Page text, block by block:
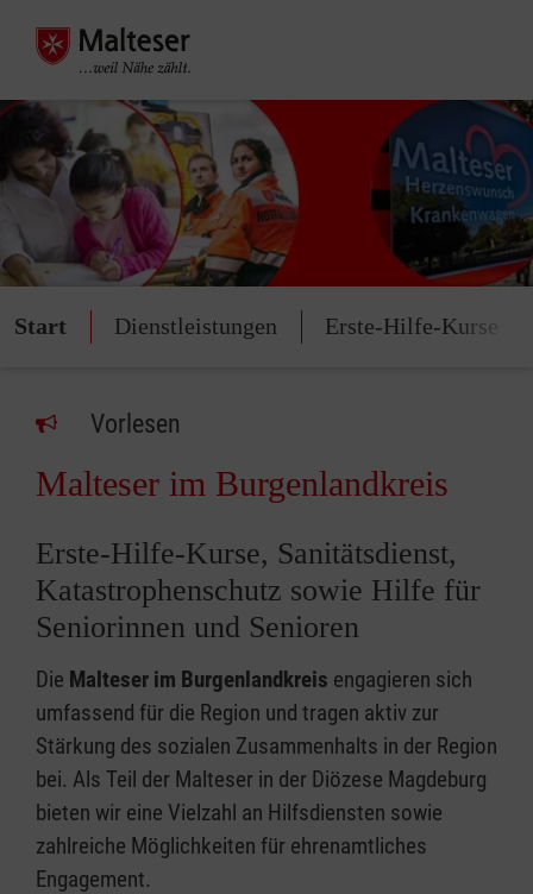
Start Dienstleistungen Erste-Hilfe-Kurse
Vorlesen
Malteser im Burgenlandkreis
Erste-Hilfe-Kurse, Sanitätsdienst,
Katastrophenschutz sowie Hilfe für
Seniorinnen und Senioren
Die Malteser im Burgenlandkreis engagieren sich
umfassend für die Region und tragen aktiv zur
Stärkung des sozialen Zusammenhalts in der Region
bei. Als Teil der Malteser in der Diözese Magdeburg
bieten wir eine Vielzahl an Hilfsdiensten sowie
zahlreiche Möglichkeiten für ehrenamtliches
Engagement.